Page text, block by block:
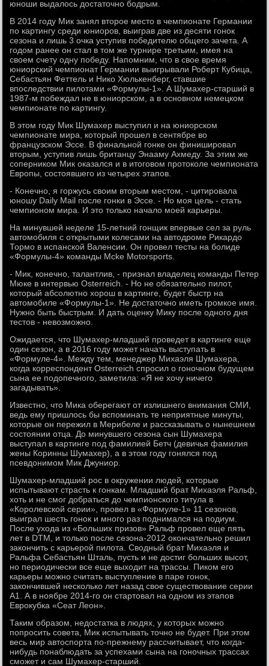
юноши выдалось достаточно бодрым.
В 2014 году Мик занял второе место в чемпионате Германии
по картингу среди юниоров, выиграв две из десяти гонок
сезона и лишь 3 очка уступив победителю общего зачета. А
годом ранее он стал в том же турнире третьим, имея на
своем счету одну победу. Напомним, что в свое время
юниорский чемпионат Германии выигрывали Роберт Кубица,
Себастьян Феттель и Нико Хюлькенберг, ставшие
впоследствии пилотами «Формулы-1». А Шумахер-старший в
1987-м побеждал не в юниорском, а в основном немецком
чемпионате по картингу.
В этом году Мик Шумахер выступил и на юниорском
чемпионате мира, который прошел в сентябре во
французском Эссе. В финальной гонке он финишировал
вторым, уступив лишь британцу Энааму Ахмеду. За этим же
соперником Мик оказался и в итоговом протоколе чемпионата
Европы, состоявшего из четырех этапов.
- Конечно, я горжусь своим вторым местом, - цитировала
юношу Daily Mail после гонки в Эссе. - Но моя цель - стать
чемпионом мира. И это только начало моей карьеры.
На минувшей неделе 15-летний гонщик впервые сел за руль
автомобиля с открытыми колесами на автодроме Рикардо
Тормо в испанской Валенсии. Он провел тесты на болиде
«Формулы-4» команды Mcke Motorsports.
- Мик, конечно, талантлив, - признал владелец команды Петер
Мюке в интервью Osterreich. - Но не обязательно пилот,
который абсолютно хорош в картинге, будет быстр на
автомобиле «Формулы-1». Не достаточно иметь громкое имя.
Нужно быть быстрым. И дать оценку Мику после одного дня
тестов - невозможно.
Ожидается, что Шумахер-младший проведет в картинге еще
один сезон, а в 2016 году может начать выступать в
«Формуле-4». Между тем, менеджер Михаэля Шумахера,
когда корреспондент Osterreich спросил о гоночном будущем
сына ее подопечного, заметила: «Я не хочу ничего
загадывать».
Известно, что Мика оберегают от излишнего внимания СМИ,
ведь ему пришлось бы вспоминать те неприятные минуты,
которые он пережил в Мерибеле и рассказывать о нынешнем
состоянии отца. До минувшего сезона сын Шумахера
выступал в картинге под фамилией Бетч (девичья фамилия
жены Коринны Шумахер), а в этом году гонялся под
псевдонимом Мик Джуниор.
Шумахер-младший рос в окружении людей, которые
испытывают страсть к гонкам. Младший брат Михаэля Ральф,
хоть и не смог добраться до чемпионского титула в
«Королевской серии», провел в «Формуле-1» 11 сезонов,
выиграл шесть гонок и много раз поднимался на подиум.
После ухода из «Больших призов» Ральф провел еще пять
лет в DTM, и только после сезона-2012 окончательно решил
закончить с карьерой пилота. Сводный брат Михаэля и
Ральфа Себастьян Шталь, пусть и не достиг больших высот,
но периодически все еще выходит на трассы. Пиком его
карьеры можно считать выступление в паре гонок,
закончившей несколько лет назад свое существование серии
A1. А в ноябре 2014-го он стартовал на одном из этапов
Еврокубка «Сеат Леон».
Таким образом, недостатка в людях, у которых можно
попросить совета, Мик испытывать точно не будет. При этом
весь мир автоспорта по-прежнему рассчитывает, что когда-
нибудь понаблюдать за успехами сына на гоночных трассах
сможет и сам Шумахер-старший.